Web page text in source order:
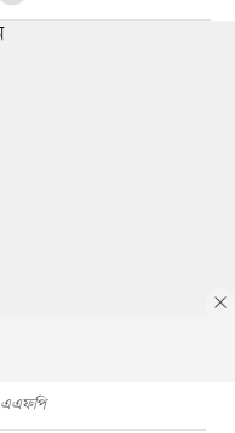
এএফপি